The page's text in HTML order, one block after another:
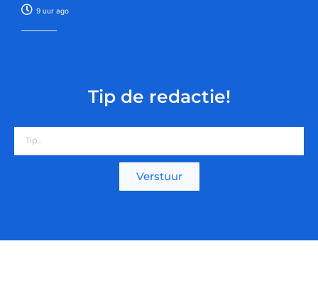
9 uur ago
Tip de redactie!
Verstuur